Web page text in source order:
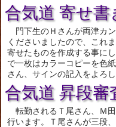
合気道 寄せ書
門下生のＨさんが両津カ
くださいましたので、これ
寄せたものを作成する事に
で一枚はカラーコピーを色
さん、サインの記入をよろ
合気道 昇段審
転勤されるＴ尾さん、Ｍ
行います。Ｔ尾さんが三段